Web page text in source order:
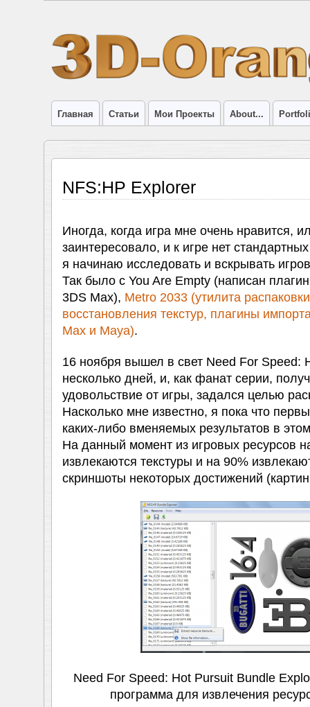
Главная Статьи Мои Проекты About...
NFS:HP Explorer
Иногда, когда игра мне очень нравится,
заинтересовало, и к игре нет
я начинаю исследовать и вскрывать
Так было с You Are Empty (написан
3DS Max), Metro 2033 (утилита
восстановления текстур, плагины
Max и Maya).
16 ноября вышел в свет Need For Speed:
несколько дней, и, как фанат серии,
удовольствие от игры, задался целью
Насколько мне известно, я пока что
каких-либо вменяемых результатов в
На данный момент из игровых ресурсов
извлекаются текстуры и на 90%
скриншоты некоторых достижений
Need For Speed: Hot Pursuit Bundle
программа для извлечения